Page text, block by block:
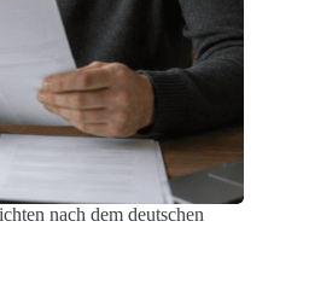
nach dem deutschen